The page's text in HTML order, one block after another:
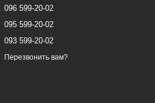
096 599-20-02
095 599-20-02
093 599-20-02
Перезвонить вам?